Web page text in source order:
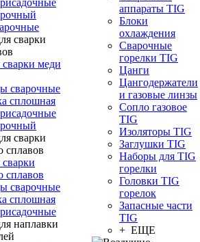
меди
сварочные
сплошная
сплавов
сварочные
сплошная
аппараты TIG
Блоки
охлаждения
Сварочные
горелки TIG
Цанги
Цангодержатели
и газовые линзы
Сопло газовое
TIG
Изоляторы TIG
Заглушки TIG
Наборы для TIG
горелки
Головки TIG
горелок
Запасные части
TIG
+ ЕЩЕ